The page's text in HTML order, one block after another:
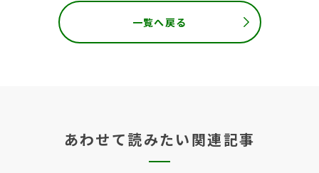
一覧へ戻る
あわせて読みたい関連記事